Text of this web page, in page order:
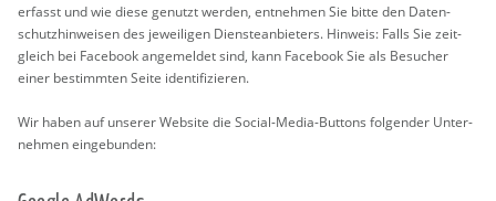
er­fasst und wie diese ge­nutzt wer­den, ent­neh­men Sie bitte den Da­ten­
schutz­hin­wei­sen des je­wei­li­gen Diens­te­an­bie­ters. Hin­weis: Falls Sie zeit­
gleich bei Face­book an­ge­mel­det sind, kann Face­book Sie als Be­su­cher
einer be­stimm­ten Seite iden­ti­fi­zie­ren.
Wir haben auf un­se­rer Web­site die So­ci­al-Media-But­tons fol­gen­der Un­ter­
neh­men ein­ge­bun­den: